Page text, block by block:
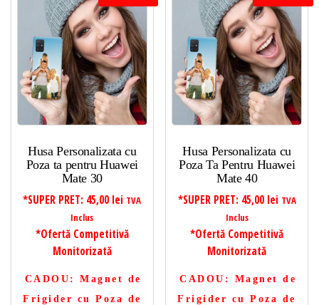
Husa Personalizata cu
Poza ta pentru Huawei
Mate 30
*SUPER PRET: 45,00 lei TVA
Inclus
*Ofertă Competitivă
Monitorizată
CADOU : Magnet de
Frigider cu Poza de
Husa Personalizata cu
Poza Ta Pentru Huawei
Mate 40
*SUPER PRET: 45,00 lei TVA
Inclus
*Ofertă Competitivă
Monitorizată
CADOU : Magnet de
Frigider cu Poza de